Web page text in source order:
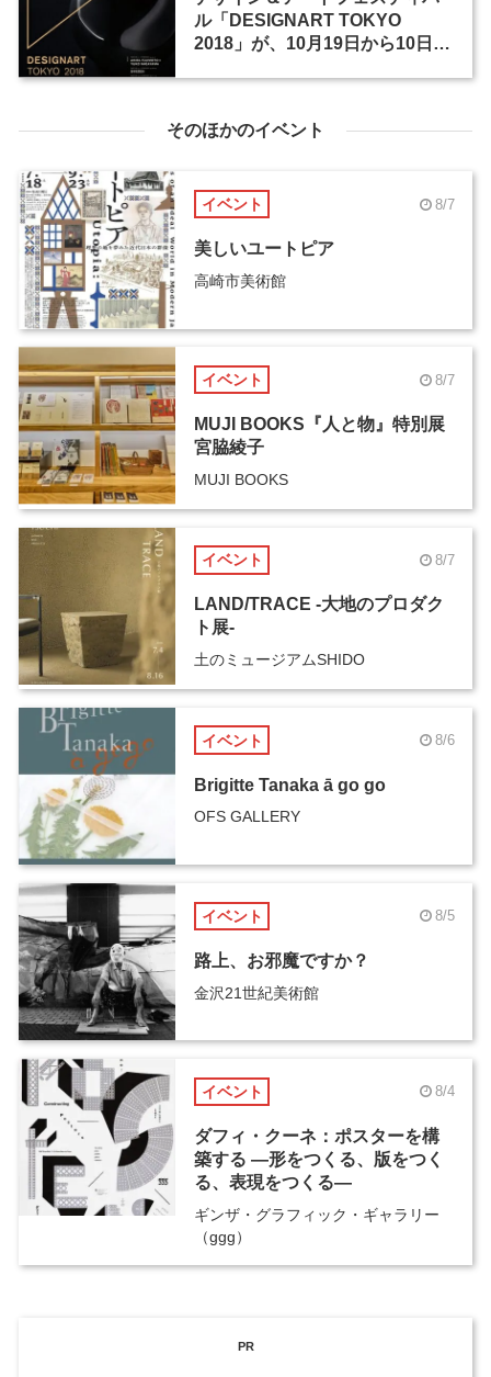
ル「DESIGNART TOKYO
2018」が、10月19日から10日間
そのほかのイベント
イベント 8/7
美しいユートピア
高崎市美術館
イベント 8/7
MUJI BOOKS『人と物』特別展
宮脇綾子
MUJI BOOKS
イベント 8/7
LAND/TRACE -大地のプロダク
ト展-
土のミュージアムSHIDO
イベント 8/6
Brigitte Tanaka ā go go
OFS GALLERY
イベント 8/5
路上、お邪魔ですか？
金沢21世紀美術館
イベント 8/4
ダフィ・クーネ：ポスターを構
築する ―形をつくる、版をつく
る、表現をつくる―
ギンザ・グラフィック・ギャラリー
（ggg）
PR